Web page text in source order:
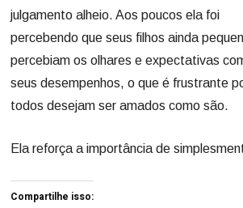
julgamento alheio. Aos poucos ela foi
percebendo que seus filhos ainda
percebiam os olhares e expectativas
seus desempenhos, o que é frustrante
todos desejam ser amados como são.
Ela reforça a importância de
Compartilhe isso: